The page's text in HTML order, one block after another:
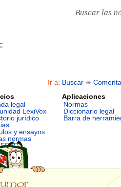
Buscar las
Ir a: Buscar➠
legal
LexiVox
jurídico
y ensayos
normas
Aplicaciones
Normas
Diccionario legal
Barra de